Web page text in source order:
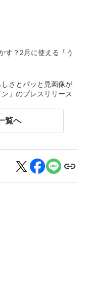
す？2月に使える「う
さとパッと見画像が
」のプレスリリース
覧へ